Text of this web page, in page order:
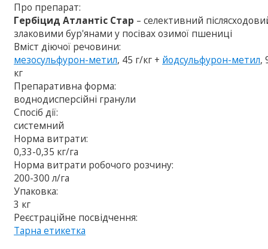
Про препарат:
Гербіцид Атлантіс Стар – селективний
злаковими бур'янами у посівах озимої пшениці
Вміст діючої речовини:
мезосульфурон-метил, 45 г/кг + йодсульфурон-метил,
кг
Препаративна форма:
воднодисперсійні гранули
Спосіб дії:
системний
Норма витрати:
0,33-0,35 кг/га
Норма витрати робочого розчину:
200-300 л/га
Упаковка:
3 кг
Реєстраційне посвідчення:
Тарна етикетка